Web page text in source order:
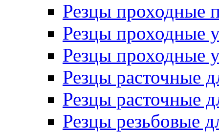
Резцы проходные
Резцы проходные
Резцы проходные
Резцы расточные
Резцы расточные
Резцы резьбовые